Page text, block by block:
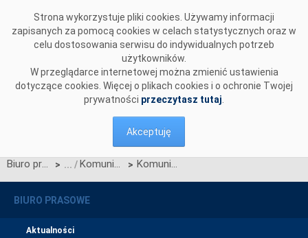
Strona wykorzystuje pliki cookies. Używamy informacji
zapisanych za pomocą cookies w celach statystycznych oraz w
celu dostosowania serwisu do indywidualnych potrzeb
użytkowników.
W przeglądarce internetowej można zmienić ustawienia
dotyczące cookies. Więcej o plikach cookies i o ochronie Twojej
prywatności przeczytasz tutaj
Akceptuję
Biuro prasowe > Komunikaty OSP > Komunikat Operatora Systemu Przesyłowego elektroenergetycznego z dnia 12 lipca 2019 r. dotyczący zmian Instrukcji Ruchu i Eksploatacji Sieci Przesyłowej wynikających z Karty aktualizacji nr CB/22/2019 IRiESP - Bilansowanie
BIURO PRASOWE
Aktualności